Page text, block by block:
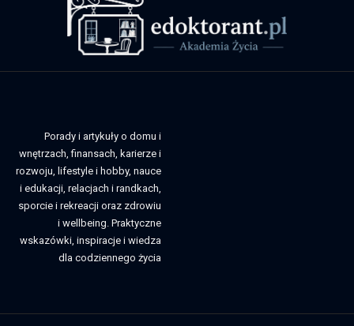
Porady i artykuły o domu i
wnętrzach, finansach, karierze i
rozwoju, lifestyle i hobby, nauce
i edukacji, relacjach i randkach,
sporcie i rekreacji oraz zdrowiu
i wellbeing. Praktyczne
wskazówki, inspiracje i wiedza
dla codziennego życia